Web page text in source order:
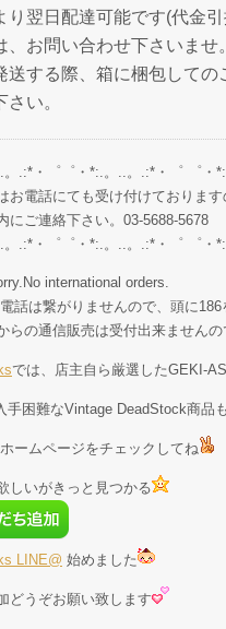
り翌日配達可能です(代金
、お問い合わせ下さいませ。
送する際、箱に梱包しての
さい。
。.:*・゜゜・*:.。..。.:*・゜ ゜
お電話にても受け付けております
にご連絡下さい。03-5688-5678
。.:*・゜゜・*:.。..。.:*・゜ ゜
international orders.
話は繋がりませんので、頭に186
らの通信販売は受付出来ませんの
では、店主自ら厳選したGEKI-
手困難なVintage DeadStock商品
ームページをチェックしてね
しいがきっと見つかる
LINE@ 始めました
どうぞお願い致します